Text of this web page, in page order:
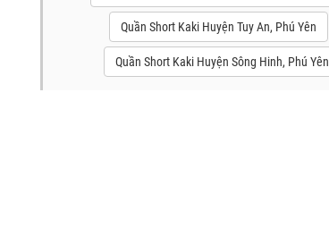
Quần Short Kaki Huyện Tuy An, Phú Yên
Quần Short Kaki Huyện Sông Hinh, Phú Yên